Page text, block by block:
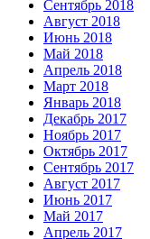
Сентябрь 2018
Август 2018
Июнь 2018
Май 2018
Апрель 2018
Март 2018
Январь 2018
Декабрь 2017
Ноябрь 2017
Октябрь 2017
Сентябрь 2017
Август 2017
Июнь 2017
Май 2017
Апрель 2017